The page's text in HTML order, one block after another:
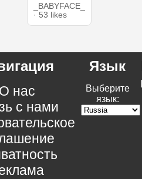
_BABYFACE_
· 53 likes
нас
с нами
Язык
Выберите
язык: